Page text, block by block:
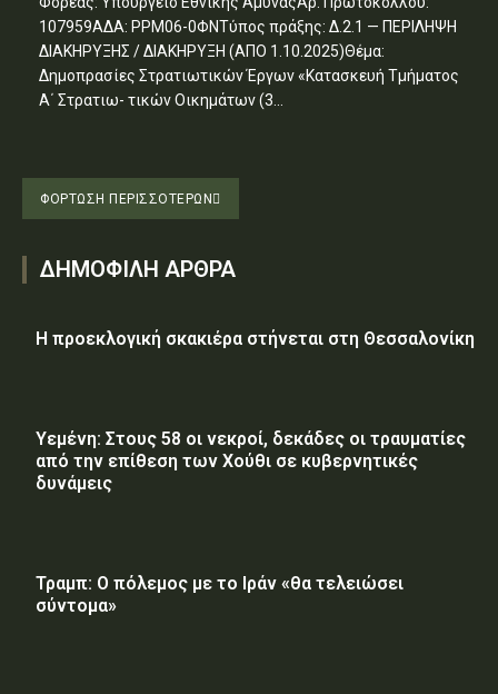
107959ΑΔΑ: ΡΡΜ06-0ΦΝΤύπος πράξης: Δ.2.1 — ΠΕΡΙΛΗΨΗ
ΔΙΑΚΗΡΥΞΗΣ / ΔΙΑΚΗΡΥΞΗ (ΑΠΟ 1.10.2025)Θέμα:
Δημοπρασίες Στρατιωτικών Έργων «Κατασκευή Τμήματος
Α΄ Στρατιω- τικών Οικημάτων (3...
ΦΌΡΤΩΣΗ ΠΕΡΙΣΣΟΤΈΡΩΝ
ΔΗΜΟΦΙΛΗ ΑΡΘΡΑ
Η προεκλογική σκακιέρα στήνεται στη Θεσσαλονίκη
Υεμένη: Στους 58 οι νεκροί, δεκάδες οι τραυματίες
από την επίθεση των Χούθι σε κυβερνητικές
δυνάμεις
Τραμπ: Ο πόλεμος με το Ιράν «θα τελειώσει
σύντομα»